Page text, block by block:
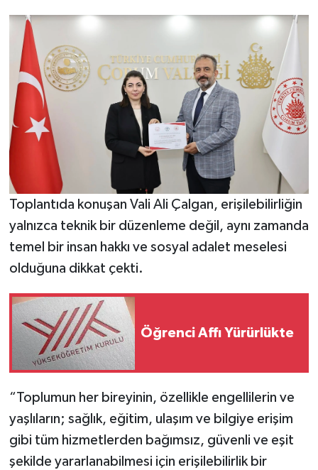
Toplantıda konuşan Vali Ali Çalgan, erişilebilirliğin
yalnızca teknik bir düzenleme değil, aynı zamanda
temel bir insan hakkı ve sosyal adalet meselesi
olduğuna dikkat çekti.
Öğrenci Affı Yürürlükte
“Toplumun her bireyinin, özellikle engellilerin ve
yaşlıların; sağlık, eğitim, ulaşım ve bilgiye erişim
gibi tüm hizmetlerden bağımsız, güvenli ve eşit
şekilde yararlanabilmesi için erişilebilirlik bir